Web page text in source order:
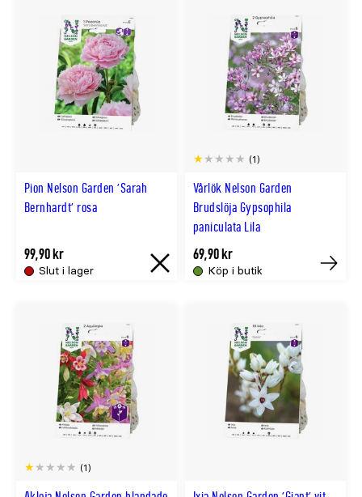
Pion Nelson Garden 'Sarah
Bernhardt' rosa
Slut i lager
99,90 kr
Slut
Vårlök Nelson Garden
Brudslöja Gypsophila
paniculata Lila
(1)
Köp i butik
69,90 kr
(1)